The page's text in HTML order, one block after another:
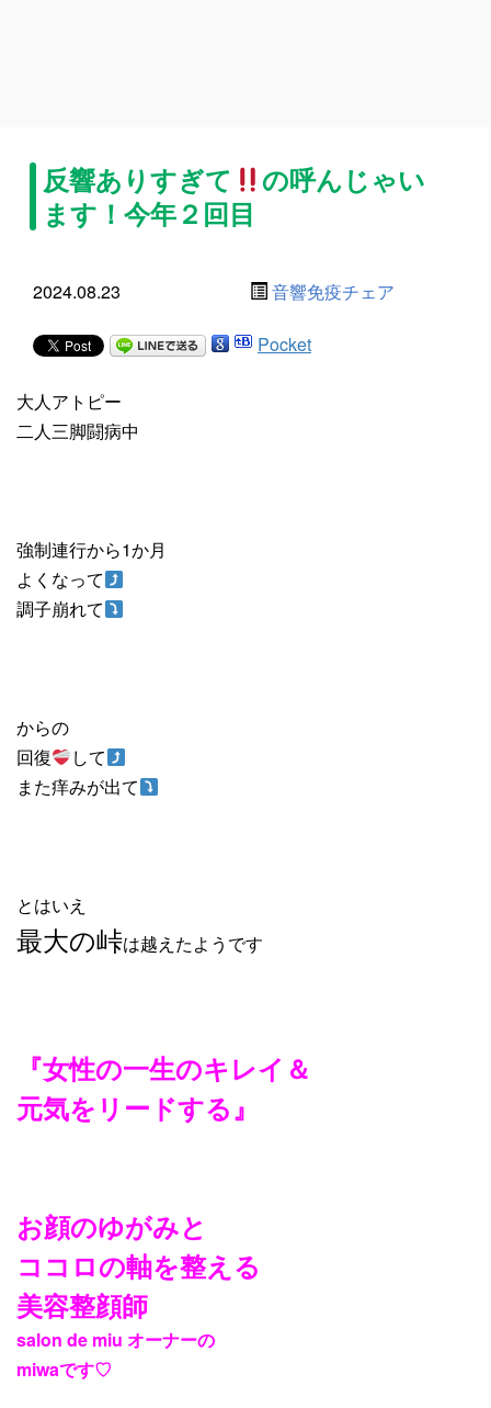
反響ありすぎて
の呼んじゃい
ます！今年２回目
2024.08.23 音響免疫チェア
Pocket
大人アトピー
二人三脚闘病中
強制連行から1か月
よくなって
調子崩れて
からの
回復
して
また痒みが出て
とはいえ
最大の峠は越えたようです
『女性の一生のキレイ＆
元気をリードする』
お顔のゆがみと
ココロの軸を整える
美容整顔師
salon de miu オーナーの
miwaです♡